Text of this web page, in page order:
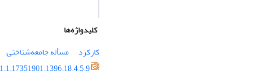
کلیدواژه‌ها
کارکرد
مسأله جامعه‌شناختی